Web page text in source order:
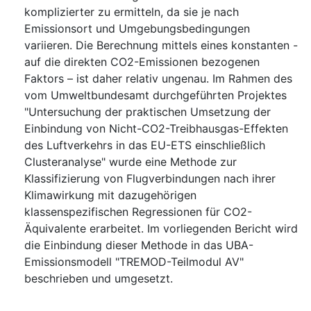
komplizierter zu ermitteln, da sie je nach
Emissionsort und Umgebungsbedingungen
variieren. Die Berechnung mittels eines konstanten -
auf die direkten CO2-Emissionen bezogenen
Faktors – ist daher relativ ungenau. Im Rahmen des
vom Umweltbundesamt durchgeführten Projektes
"Untersuchung der praktischen Umsetzung der
Einbindung von Nicht-CO2-Treibhausgas⁠-Effekten
des Luftverkehrs in das EU-ETS einschließlich
Clusteranalyse" wurde eine Methode zur
Klassifizierung von Flugverbindungen nach ihrer
Klimawirkung mit dazugehörigen
klassenspezifischen Regressionen für CO2-
Äquivalente erarbeitet. Im vorliegenden Bericht wird
die Einbindung dieser Methode in das UBA-
Emissionsmodell "TREMOD-Teilmodul AV"
beschrieben und umgesetzt.